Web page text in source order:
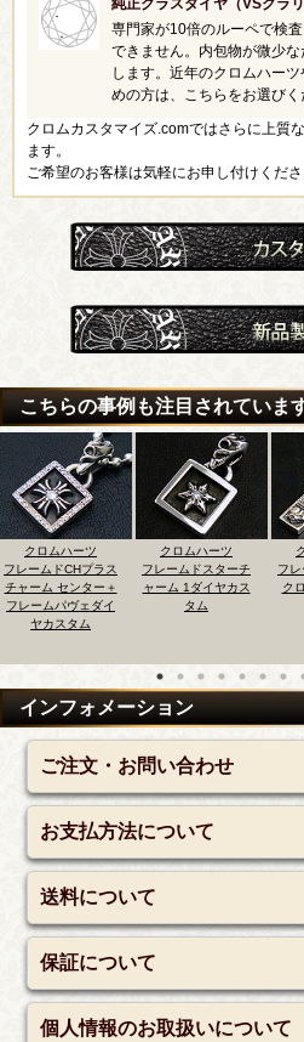
純正クラスダイヤ（VSクラリ
専門家が10倍のルーペで検
できません。内包物が微少
します。近年のクロムハー
めの方は、こちらをお選びく
クロムカスタマイズ.comではさらに上質
ます。
ご希望のお客様は気軽にお申し付けくださ
こちらの事例も注目されていま
ーツ
プラス
ター＋
ェダイ
クロムハーツ
フレームドスターチ
ャーム 1ダイヤカス
クロムハーツ
フレームドチャ
クロス 新品仕上
インフォメーション
ご注文・お問い合わせ
お支払方法について
送料について
保証について
個人情報のお取扱いについて